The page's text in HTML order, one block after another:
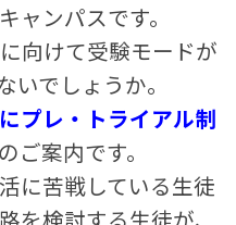
ャンパスです。
向けて受験モードが
いでしょうか。
プレ・トライアル制
ご案内です。
に苦戦している生徒